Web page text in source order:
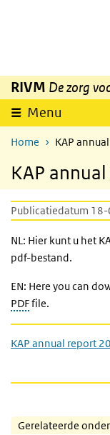
Overslaan en naar de
RIVM De zorg
Menu
Home KAP
KAP
Publicatiedatum
NL: Hier kunt u het
pdf-bestand.
EN: Here you can
PDFfile.
KAP annual report
Gerelateerde